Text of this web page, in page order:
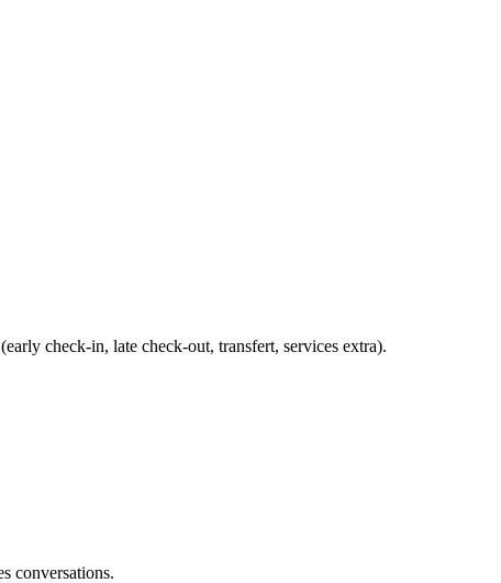
check-in, late check-out, transfert, services extra).
conversations.